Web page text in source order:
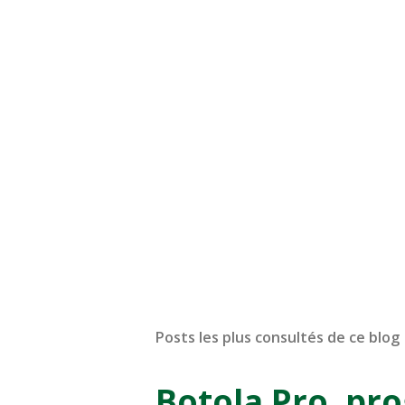
Posts les plus consultés de ce blog